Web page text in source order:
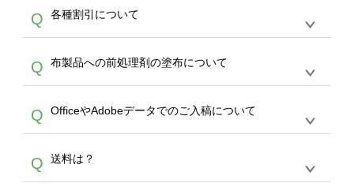
バッグコンシェル
サー
ビスをご利用ください。(※ 30個以下の場合
は、デザインツールをご利用ください)
A
ん。発送後18時以降に配送業者・伝票番号を
メールでお知らせいたしますので、直接配送業
者にご連絡いただき調整をお願い致します。
Q 各種割引について
A
カート内で自動的に割引(最大50%)が適用され
ます。 【付与ポイント】購入金額の1％が1ポ
イントとして付与され、次回ご注文時に1ポイ
ント＝1円としてお使いいただけます。ポイン
トは発送完了の翌日に付与され、次回ご注文時
からご利用頂けます。ポイントの有効期限は一
年間です。【会員ランク】過去10カ月のご注
Q 布製品への前処理剤の塗布について
A
意点（前処理剤）】カラー生地（Tシャツのホ
ワイト、トートバッグのナチュラル、ホワイト
といって、プリントを定着させるための処理剤
を塗布しており、短納期・低価格で商品をお届
Q OfficeやAdobeデータでのご入稿について
A
ません。いずれのデータも該当デザインのみ画
像(JPEG,PNG,GIF,PDF)に変換、またはAdobe
Q 送料は？